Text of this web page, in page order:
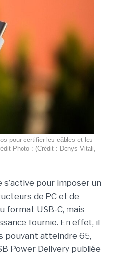
pour certifier les câbles et les
Photo : (Crédit : Denys Vitali,
s’active pour imposer un
de PC et de
format USB-C, mais
fournie. En effet, il
pouvant atteindre 65,
Power Delivery publiée